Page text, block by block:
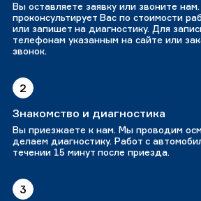
Вы оставляете заявку или звоните
проконсультирует Вас по стоимости
или запишет на диагностику. Для
телефонам указанным на сайте или
звонок.
2
Знакомство и диагностика
Вы приезжаете к нам. Мы проводим
делаем диагностику. Работ с
течении 15 минут после приезда.
3